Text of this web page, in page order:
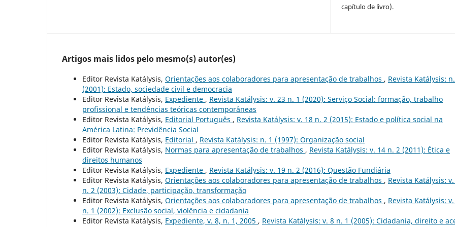
capítulo de livro).
Artigos mais lidos pelo mesmo(s) autor(es)
Editor Revista Katálysis, Orientações aos colaboradores para apresentação de trabalhos , Revista Katálysis:
(2001): Estado, sociedade civil e democracia
Editor Revista Katálysis, Expediente , Revista Katálysis: v. 23 n. 1 (2020): Serviço Social: formação, trabalho
profissional e tendências teóricas contemporâneas
Editor Revista Katálysis, Editorial Português , Revista Katálysis: v. 18 n. 2 (2015): Estado e política social na
América Latina: Previdência Social
Editor Revista Katálysis, Editorial , Revista Katálysis: n. 1 (1997): Organização social
Editor Revista Katálysis, Normas para apresentação de trabalhos , Revista Katálysis: v. 14 n. 2 (2011): Ética e
direitos humanos
Editor Revista Katálysis, Expediente , Revista Katálysis: v. 19 n. 2 (2016): Questão Fundiária
Editor Revista Katálysis, Orientações aos colaboradores para apresentação de trabalhos , Revista Katálysis:
n. 2 (2003): Cidade, participação, transformação
Editor Revista Katálysis, Orientações aos colaboradores para apresentação de trabalhos , Revista Katálysis:
n. 1 (2002): Exclusão social, violência e cidadania
Editor Revista Katálysis, Expediente, v. 8, n. 1, 2005 , Revista Katálysis: v. 8 n. 1 (2005): Cidadania, direito e